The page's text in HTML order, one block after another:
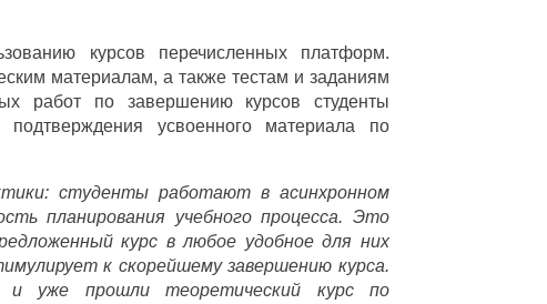
курсов перечисленных платформ.
материалам, а также тестам и заданиям
работ по завершению курсов студенты
усвоенного материала по
студенты работают в асинхронном
планирования учебного процесса. Это
курс в любое удобное для них
к скорейшему завершению курса.
и уже прошли теоретический курс по